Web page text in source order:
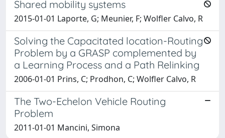
Shared mobility systems
2015-01-01 Laporte, G; Meunier, F; Wolfler Calvo, R
Solving the Capacitated location-Routing
Problem by a GRASP complemented by
a Learning Process and a Path Relinking
2006-01-01 Prins, C; Prodhon, C; Wolfler Calvo, R
The Two-Echelon Vehicle Routing
Problem
2011-01-01 Mancini, Simona